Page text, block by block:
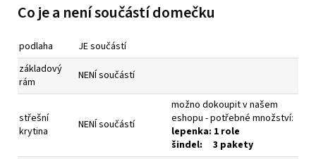
Co je a není součástí domečku
podlaha
JE součástí
základový
rám
NENÍ součástí
střešní
krytina
NENÍ součástí
možno dokoupit v našem
eshopu - potřebné množství:
lepenka: 1 role
šindel: 3 pakety